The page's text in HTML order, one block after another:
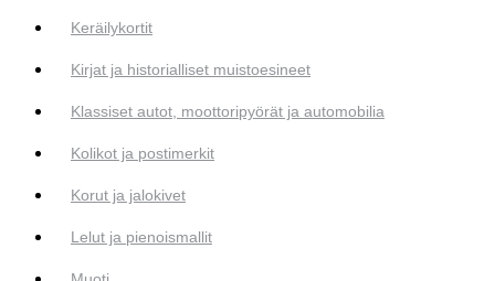
Keräilykortit
Kirjat ja historialliset muistoesineet
Klassiset autot, moottoripyörät ja automobilia
Kolikot ja postimerkit
Korut ja jalokivet
Lelut ja pienoismallit